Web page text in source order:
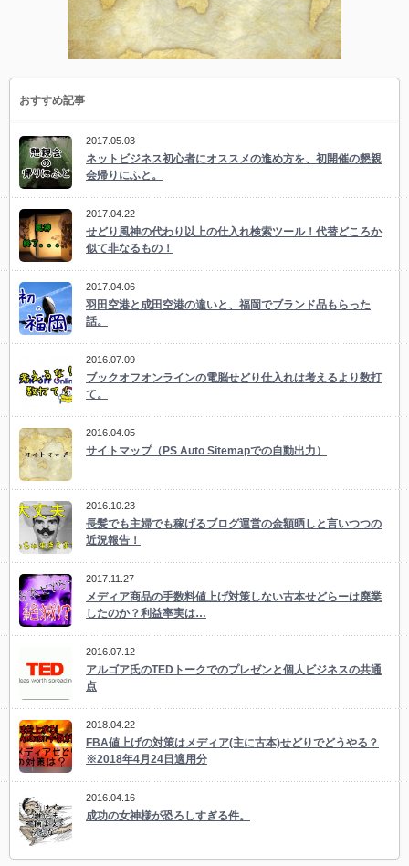
おすすめ記事
2017.05.03
ネットビジネス初心者にオススメの進め方を、初開催の懇親
会帰りにふと。
2017.04.22
せどり風神の代わり以上の仕入れ検索ツール！代替どころか
似て非なるもの！
2017.04.06
羽田空港と成田空港の違いと、福岡でブランド品もらった
話。
2016.07.09
ブックオフオンラインの電脳せどり仕入れは考えるより数打
て。
2016.04.05
サイトマップ（PS Auto Sitemapでの自動出力）
2016.10.23
長髪でも主婦でも稼げるブログ運営の金額晒しと言いつつの
近況報告！
2017.11.27
メディア商品の手数料値上げ対策しない古本せどらーは廃業
したのか？利益率実は…
2016.07.12
アルゴア氏のTEDトークでのプレゼンと個人ビジネスの共通
点
2018.04.22
FBA値上げの対策はメディア(主に古本)せどりでどうやる？
※2018年4月24日適用分
2016.04.16
成功の女神様が恐ろしすぎる件。